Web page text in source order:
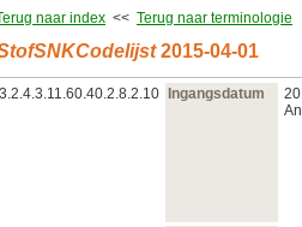
naar index << Terug naar terminologie
2015‑04‑01
Ingangsdatum